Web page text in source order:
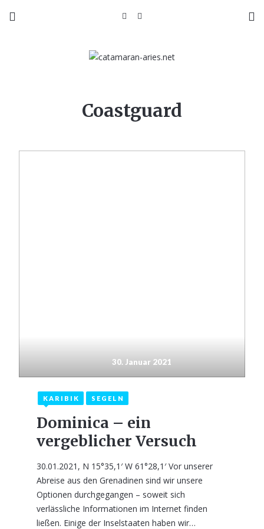
Coastguard
30. Januar 2021
KARIBIK SEGELN
Dominica – ein
vergeblicher Versuch
30.01.2021, N 15°35,1′ W 61°28,1′ Vor unserer
Abreise aus den Grenadinen sind wir unsere
Optionen durchgegangen – soweit sich
verlässliche Informationen im Internet finden
ließen. Einige der Inselstaaten haben wir…